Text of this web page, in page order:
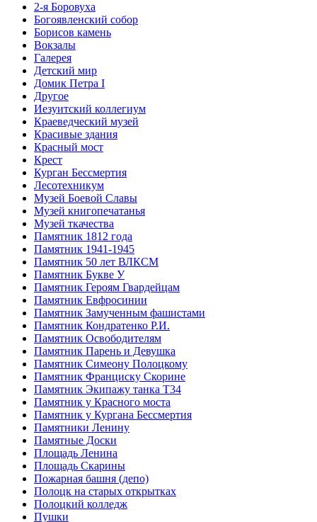
2-я Боровуха
Богоявленский собор
Борисов камень
Вокзалы
Галерея
Детский мир
Домик Петра I
Другое
Иезуитский коллегиум
Краеведческий музей
Красивые здания
Красный мост
Крест
Курган Бессмертия
Лесотехникум
Музей Боевой Славы
Музей книгопечатанья
Музей ткачества
Памятник 1812 года
Памятник 1941-1945
Памятник 50 лет ВЛКСМ
Памятник Букве У
Памятник Героям Гвардейцам
Памятник Евфросинии
Памятник Замученным фашистами
Памятник Кондратенко Р.И.
Памятник Освободителям
Памятник Парень и Девушка
Памятник Симеону Полоцкому
Памятник Франциску Скорине
Памятник Экипажу танка Т34
Памятник у Красного моста
Памятник у Кургана Бессмертия
Памятники Ленину
Памятные Доски
Площадь Ленина
Площадь Скарины
Пожарная башня (депо)
Полоцк на старых открытках
Полоцкий колледж
Пушки